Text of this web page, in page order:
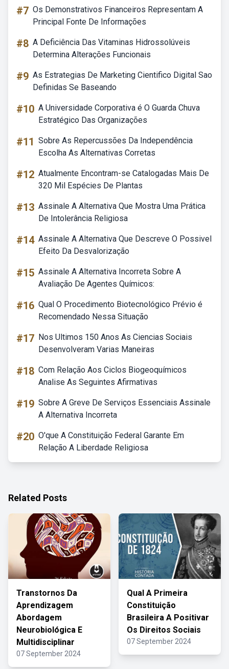
#7 Os Demonstrativos Financeiros Representam A
Principal Fonte De Informações
#8 A Deficiência Das Vitaminas Hidrossolúveis
Determina Alterações Funcionais
#9 As Estrategias De Marketing Cientifico Digital Sao
Definidas Se Baseando
#10 A Universidade Corporativa é O Guarda Chuva
Estratégico Das Organizações
#11 Sobre As Repercussões Da Independência
Escolha As Alternativas Corretas
#12 Atualmente Encontram-se Catalogadas Mais De
320 Mil Espécies De Plantas
#13 Assinale A Alternativa Que Mostra Uma Prática
De Intolerância Religiosa
#14 Assinale A Alternativa Que Descreve O Possivel
Efeito Da Desvalorização
#15 Assinale A Alternativa Incorreta Sobre A
Avaliação De Agentes Químicos:
#16 Qual O Procedimento Biotecnológico Prévio é
Recomendado Nessa Situação
#17 Nos Ultimos 150 Anos As Ciencias Sociais
Desenvolveram Varias Maneiras
#18 Com Relação Aos Ciclos Biogeoquímicos
Analise As Seguintes Afirmativas
#19 Sobre A Greve De Serviços Essenciais Assinale
A Alternativa Incorreta
#20 O'que A Constituição Federal Garante Em
Relação A Liberdade Religiosa
Related Posts
Transtornos Da
Aprendizagem
Abordagem
Neurobiológica E
Multidisciplinar
07 September 2024
Qual A Primeira
Constituição
Brasileira A Positivar
Os Direitos Sociais
07 September 2024